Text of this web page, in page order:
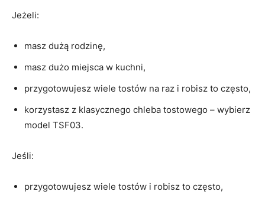
Jeżeli:
masz dużą rodzinę,
masz dużo miejsca w kuchni,
przygotowujesz wiele tostów na raz i robisz to często,
korzystasz z klasycznego chleba tostowego – wybierz
model TSF03.
Jeśli:
przygotowujesz wiele tostów i robisz to często,